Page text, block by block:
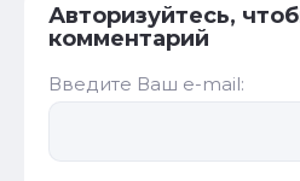
Авторизуйтесь,
комментарий
Введите Ваш e-mail: